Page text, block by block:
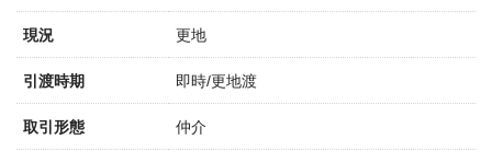
現況 更地
引渡時期 即時/更地渡
取引形態 仲介